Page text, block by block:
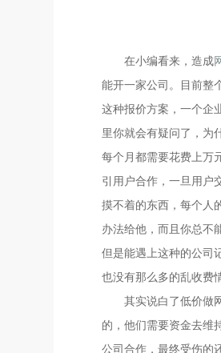
在小编看来，造成
能开一家公司。目前整
这种报价方案，一个企
里你就会有疑问了，为
每个月都需要花费上万
引用户合作，一旦用户
摸不着的东西，每个人
办法给他，而且你总不
但是能遇上这种的公司
也没有那么多的乱收费
其实说白了低价做
的，他们需要资金去维
公司合作，最终受伤的